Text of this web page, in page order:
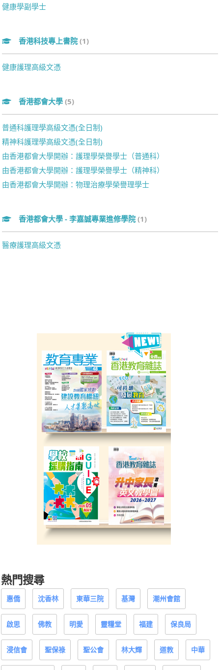
健康學副學士
香港科技專上書院 (1)
健康護理高級文憑
香港都會大學 (5)
普通科護理學高級文憑(全日制)
精神科護理學高級文憑(全日制)
由香港都會大學開辦：護理學榮譽學士（普通科）
由香港都會大學開辦：護理學榮譽學士（精神科）
由香港都會大學開辦：物理治療學榮譽理學士
香港都會大學 - 李嘉誠專業進修學院 (1)
醫療護理高級文憑
熱門搜尋
惠僑 沈香林 東華三院 基灣 潮州會館
啟思 佛教 明愛 靈糧堂 福建 保良局
浸信會 聖保祿 聖公會 林大輝 道教 中華